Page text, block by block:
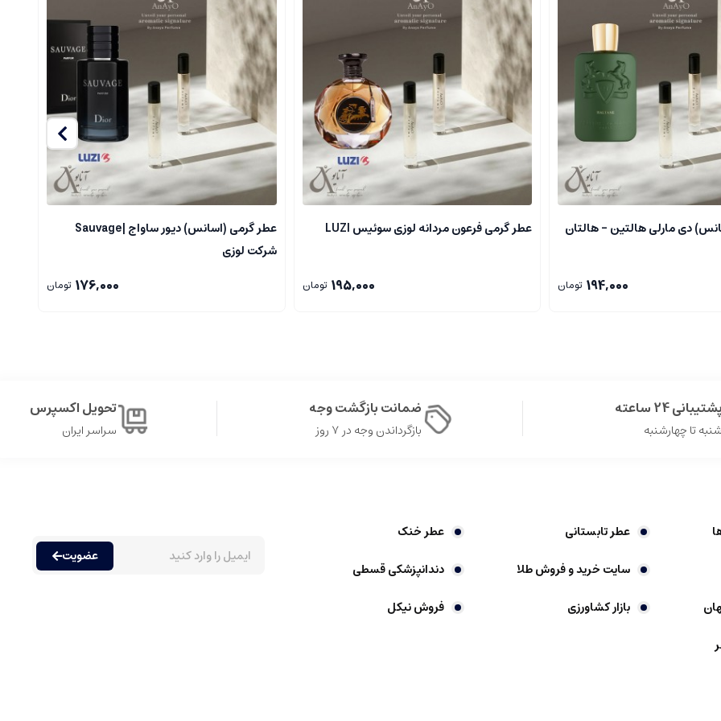
و قدرت را در فرد تقویت می کنند.
معطر، مشک و عنبر. این عطر احساس اعتماد به نفس، قدرت و جذابیت را تقویت می کند و برای مردانی که می خواهند هویت قدرتمندی از خود نشان
هستند که نقش مهمی در نشان دادن شخصیت، افزایش اعتماد به نفس و بهره مندی از رایحه های مختلف دارند. عطرها عموما به دسته های متنوعی
بالایی از اسانس های عطری ساخته شده است. این نوع عطرها عموما غلظت حدود پانزده تا سی درصد اسانس در ترکیب خود دارند، که باعث می شود
دی مارلی هالتین – هالتان
194,000 تومان
عطر گرمی فرعون مردانه لوزی سوئیس LUZI
195,000 تومان
عطر گرمی (اسانس) دیور ساواج |Sauvage
شرکت لوزی
176,000 تومان
پشتیبانی 24 ساعته
شنبه تا چهارشنبه
ضمانت بازگشت وجه
بازگرداندن وجه در ۷ روز
تحویل اکسپرس
سراسر ایران
عطر تابستانی
عطر خنک
سایت خرید و فروش طلا
دندانپزشکی قسطی
بازار کشاورزی
فروش نیکل
عضویت